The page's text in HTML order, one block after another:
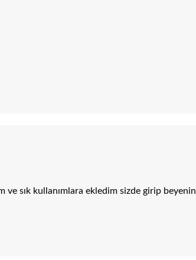
ve sık kullanımlara ekledim sizde girip beyenin